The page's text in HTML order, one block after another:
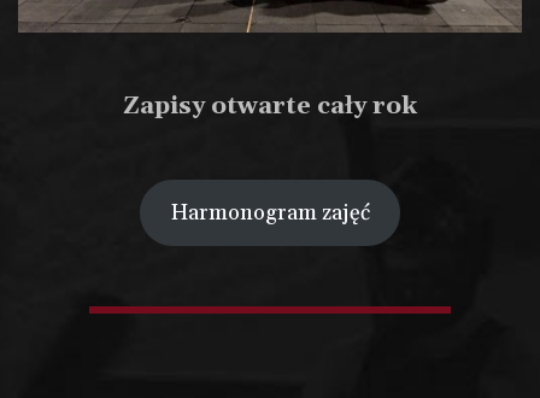
Zapisy otwarte cały rok
Harmonogram zajęć